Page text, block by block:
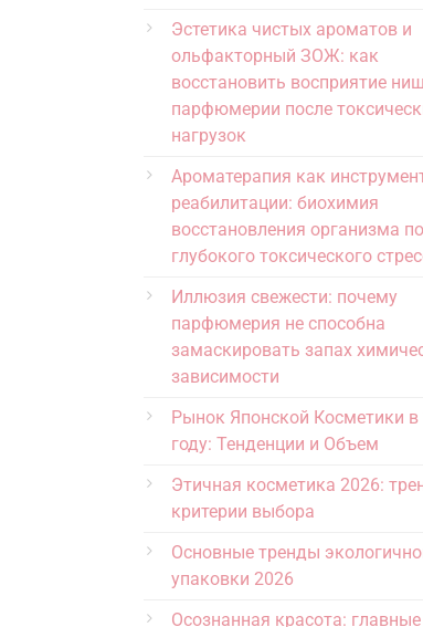
Эстетика чистых ароматов и
ольфакторный ЗОЖ: как
восстановить восприятие
парфюмерии после
нагрузок
Ароматерапия как
реабилитации: биохимия
восстановления организма
глубокого токсического
Иллюзия свежести: почему
парфюмерия не способна
замаскировать запах
зависимости
Рынок Японской Косметики в
году: Тенденции и Объем
Этичная косметика 2026:
критерии выбора
Основные тренды
упаковки 2026
Осознанная красота: главные